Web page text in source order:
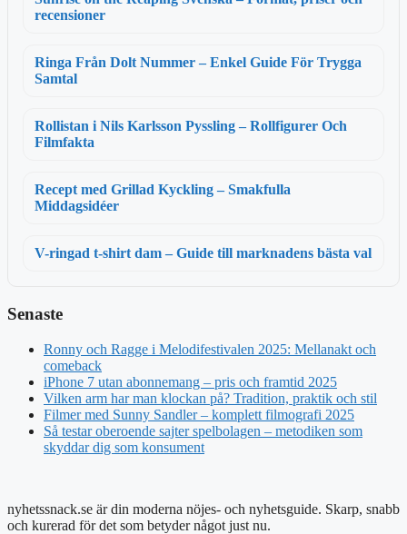
recensioner
Ringa Från Dolt Nummer – Enkel Guide För Trygga
Samtal
Rollistan i Nils Karlsson Pyssling – Rollfigurer Och
Filmfakta
Recept med Grillad Kyckling – Smakfulla
Middagsidéer
V-ringad t-shirt dam – Guide till marknadens bästa val
Senaste
Ronny och Ragge i Melodifestivalen 2025: Mellanakt och
comeback
iPhone 7 utan abonnemang – pris och framtid 2025
Vilken arm har man klockan på? Tradition, praktik och stil
Filmer med Sunny Sandler – komplett filmografi 2025
Så testar oberoende sajter spelbolagen – metodiken som
skyddar dig som konsument
nyhetssnack.se är din moderna nöjes- och nyhetsguide. Skarp, snabb
och kurerad för det som betyder något just nu.